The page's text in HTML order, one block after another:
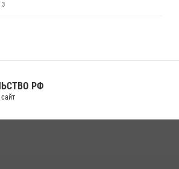
3
к 105-летию Центрального
РФ